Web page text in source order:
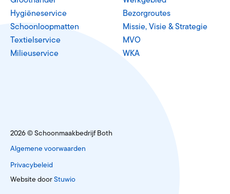
Hygiëneservice
Schoonloopmatten
Textielservice
Milieuservice
Bezorgroutes
Missie, Visie & Strategie
MVO
WKA
2026 © Schoonmaakbedrijf Both
Algemene voorwaarden
Privacybeleid
Website door Stuwio